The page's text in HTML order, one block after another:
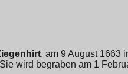
, am 9 August 1663
wird begraben am 1